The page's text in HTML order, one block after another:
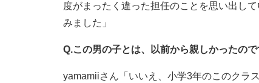
度がまったく違った担任のことを思い出し
みました」
Q.この男の子とは、以前から親しかったので
yamamiiさん「いいえ、小学3年のこのクラ